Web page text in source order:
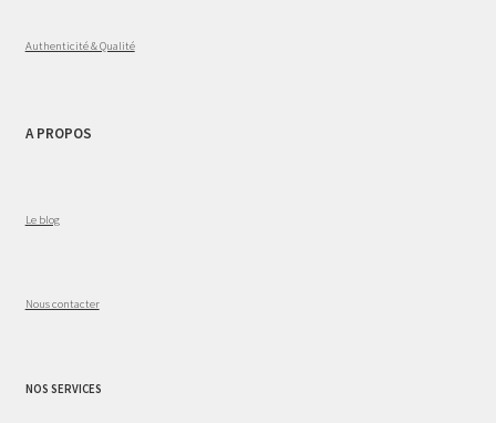
Authenticité & Qualité
A PROPOS
Le blog
Nous contacter
NOS SERVICES